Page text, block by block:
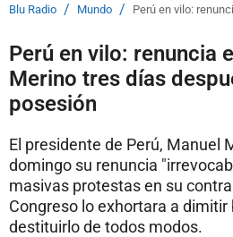
Blu Radio / Mundo / Perú en vilo:
Perú en vilo: renuncia
Merino tres días
posesión
El presidente de Perú, Manuel
domingo su renuncia
masivas protestas en su contra
Congreso lo exhortara a dimitir
destituirlo de todos modos.